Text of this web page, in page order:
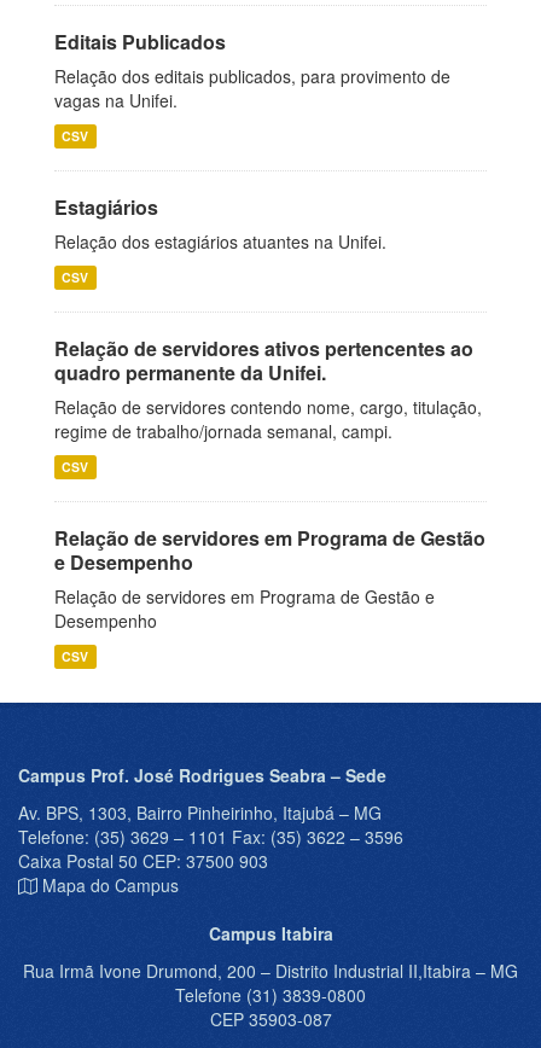
Editais Publicados
Relação dos editais publicados, para provimento de
vagas na Unifei.
CSV
Estagiários
Relação dos estagiários atuantes na Unifei.
CSV
Relação de servidores ativos pertencentes ao
quadro permanente da Unifei.
Relação de servidores contendo nome, cargo, titulação,
regime de trabalho/jornada semanal, campi.
CSV
Relação de servidores em Programa de Gestão
e Desempenho
Relação de servidores em Programa de Gestão e
Desempenho
CSV
Campus Prof. José Rodrigues Seabra – Sede
Av. BPS, 1303, Bairro Pinheirinho, Itajubá – MG
Telefone: (35) 3629 – 1101 Fax: (35) 3622 – 3596
Caixa Postal 50 CEP: 37500 903
Mapa do Campus
Campus Itabira
Rua Irmã Ivone Drumond, 200 – Distrito Industrial II,Itabira – MG
Telefone (31) 3839-0800
CEP 35903-087